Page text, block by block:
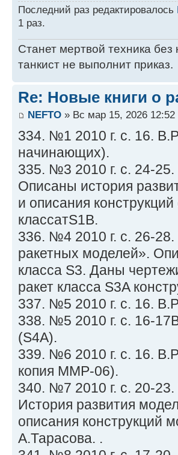
Последний раз редактировалось
1 раз.
Станет мертвой техника
танкист не выполнит приказ.
Re: Новые книги о
NEFTO » Вс мар 15, 2026 12:52
334. №1 2010 г. с. 16.
начинающих).
335. №3 2010 г. с. 24-
Описаны история
и описания
классатS1B.
336. №4 2010 г. с. 26-
ракетных моделей».
класса S3. Даны
ракет класса S3A
337. №5 2010 г. с. 16.
338. №5 2010 г. с. 16-
(S4A).
339. №6 2010 г. с. 16.
копия ММР-06).
340. №7 2010 г. с. 20-
История развития
описания конструкций
А.Тарасова. .